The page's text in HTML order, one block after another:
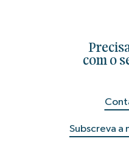
com o
Subscreva a